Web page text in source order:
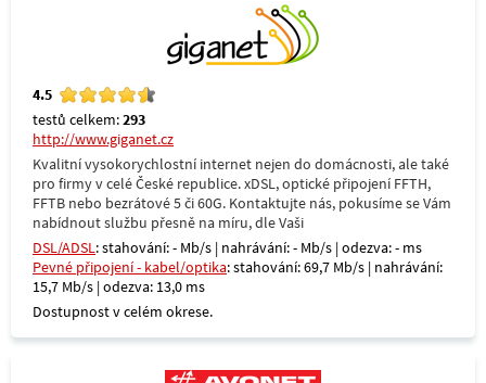
4.5
testů celkem:293
http://www.giganet.cz
Kvalitní vysokorychlostní internet nejen do domácnosti, ale také
pro firmy v celé České republice. xDSL, optické připojení FFTH,
FFTB nebo bezrátové 5 či 60G. Kontaktujte nás, pokusíme se Vám
nabídnout službu přesně na míru, dle Vaši
DSL/ADSL: stahování: - Mb/s | nahrávání: - Mb/s | odezva: - ms
Pevné připojení - kabel/optika: stahování: 69,7 Mb/s | nahrávání:
15,7 Mb/s | odezva: 13,0 ms
Dostupnost v celém okrese.